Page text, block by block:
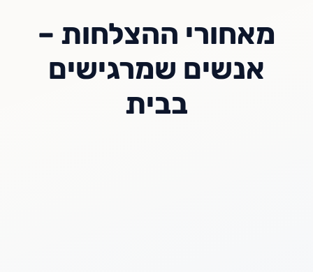
מאחורי ההצלחות –
אנשים שמרגישים
בבית